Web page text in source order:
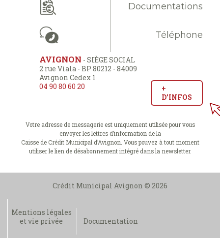
Documentations
Téléphone
AVIGNON - SIÈGE SOCIAL
2 rue Viala - BP 80212 - 84009
Avignon Cedex 1
04 90 80 60 20
+
D'INFOS
Votre adresse de messagerie est uniquement utilisée pour vous
envoyer les lettres d’information de la
Caisse de Crédit Municipal d’Avignon. Vous pouvez à tout moment
utiliser le lien de désabonnement intégré dans la newsletter.
Crédit Municipal Avignon © 2026
Mentions légales
et vie privée
Documentation